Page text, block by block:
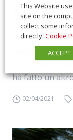
Nel solco di
che, di mese
sempre più
stretto tra
mondo
ha fatto un
02/04/2021
This Website
site on the
collect some
directly. Cookie
ACCEPT